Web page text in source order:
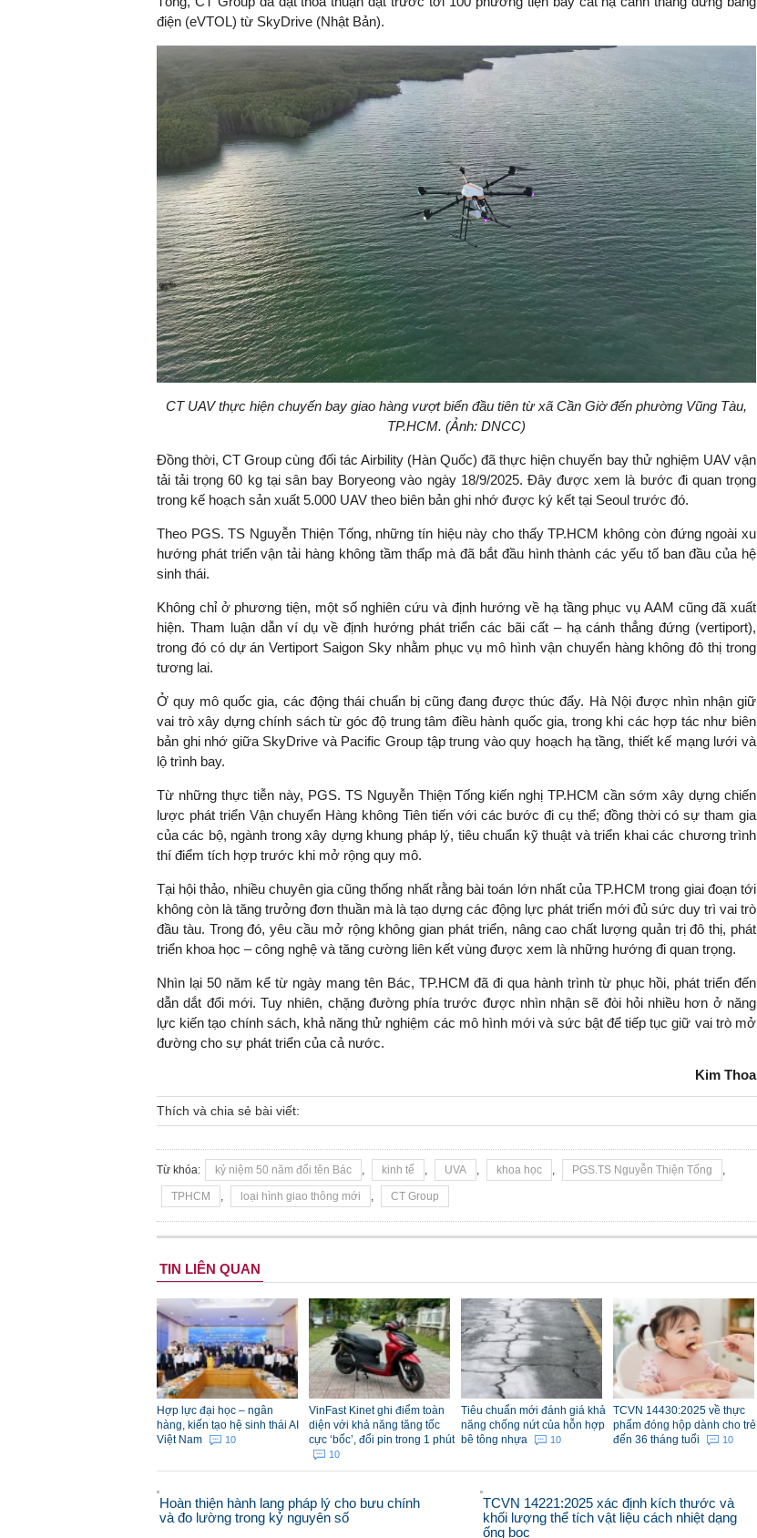
điện (eVTOL) từ SkyDrive (Nhật Bản).
CT UAV thực hiện chuyến bay giao hàng vượt biển đầu tiên từ xã Cần Giờ đến phường Vũng Tàu,
TP.HCM. (Ảnh: DNCC)
Đồng thời, CT Group cùng đối tác Airbility (Hàn Quốc) đã thực hiện chuyến bay thử nghiệm UAV vận
tải tải trọng 60 kg tại sân bay Boryeong vào ngày 18/9/2025. Đây được xem là bước đi quan trọng
trong kế hoạch sản xuất 5.000 UAV theo biên bản ghi nhớ được ký kết tại Seoul trước đó.
Theo PGS. TS Nguyễn Thiện Tống, những tín hiệu này cho thấy TP.HCM không còn đứng ngoài xu
hướng phát triển vận tải hàng không tầm thấp mà đã bắt đầu hình thành các yếu tố ban đầu của hệ
sinh thái.
Không chỉ ở phương tiện, một số nghiên cứu và định hướng về hạ tầng phục vụ AAM cũng đã xuất
hiện. Tham luận dẫn ví dụ về định hướng phát triển các bãi cất – hạ cánh thẳng đứng (vertiport),
trong đó có dự án Vertiport Saigon Sky nhằm phục vụ mô hình vận chuyển hàng không đô thị trong
tương lai.
Ở quy mô quốc gia, các động thái chuẩn bị cũng đang được thúc đẩy. Hà Nội được nhìn nhận giữ
vai trò xây dựng chính sách từ góc độ trung tâm điều hành quốc gia, trong khi các hợp tác như biên
bản ghi nhớ giữa SkyDrive và Pacific Group tập trung vào quy hoạch hạ tầng, thiết kế mạng lưới và
lộ trình bay.
Từ những thực tiễn này, PGS. TS Nguyễn Thiện Tống kiến nghị TP.HCM cần sớm xây dựng chiến
lược phát triển Vận chuyển Hàng không Tiên tiến với các bước đi cụ thể; đồng thời có sự tham gia
của các bộ, ngành trong xây dựng khung pháp lý, tiêu chuẩn kỹ thuật và triển khai các chương trình
thí điểm tích hợp trước khi mở rộng quy mô.
Tại hội thảo, nhiều chuyên gia cũng thống nhất rằng bài toán lớn nhất của TP.HCM trong giai đoạn tới
không còn là tăng trưởng đơn thuần mà là tạo dựng các động lực phát triển mới đủ sức duy trì vai trò
đầu tàu. Trong đó, yêu cầu mở rộng không gian phát triển, nâng cao chất lượng quản trị đô thị, phát
triển khoa học – công nghệ và tăng cường liên kết vùng được xem là những hướng đi quan trọng.
Nhìn lại 50 năm kể từ ngày mang tên Bác, TP.HCM đã đi qua hành trình từ phục hồi, phát triển đến
dẫn dắt đổi mới. Tuy nhiên, chặng đường phía trước được nhìn nhận sẽ đòi hỏi nhiều hơn ở năng
lực kiến tạo chính sách, khả năng thử nghiệm các mô hình mới và sức bật để tiếp tục giữ vai trò mở
đường cho sự phát triển của cả nước.
Kim Thoa
Thích và chia sẻ bài viết:
Từ khóa: kỷ niệm 50 năm đổi tên Bác kinh tế UVA khoa học PGS.TS Nguyễn Thiện Tống
TPHCM loại hình giao thông mới CT Group
TIN LIÊN QUAN
Hợp lực đại học – ngân
hàng, kiến tạo hệ sinh thái AI
Việt Nam
10
VinFast Kinet ghi điểm toàn
diện với khả năng tăng tốc
cực ‘bốc’, đổi pin trong 1 phút
10
Tiêu chuẩn mới đánh giá khả
năng chống nứt của hỗn hợp
bê tông nhựa
10
TCVN 14430:2025 về thực
phẩm đóng hộp dành cho trẻ
đến 36 tháng tuổi
10
Hoàn thiện hành lang pháp lý cho bưu chính
và đo lường trong kỷ nguyên số
TCVN 14221:2025 xác định kích thước và
khối lượng thể tích vật liệu cách nhiệt dạng
ống bọc